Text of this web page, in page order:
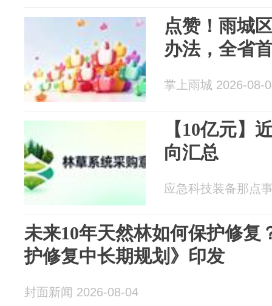
点赞！雨城
办法，全省
掌上雨城 2026-08-
【10亿元】
向汇总
应急科技装备那点
未来10年天然林如何保护修复
护修复中长期规划》印发
封面新闻 2026-08-04